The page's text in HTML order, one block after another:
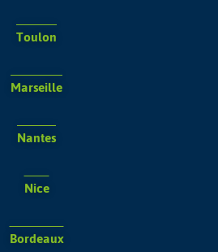
Toulon
Marseille
Nantes
Nice
Bordeaux